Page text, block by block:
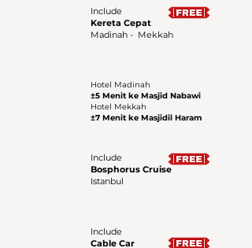
Include
Kereta Cepat
Madinah - Mekkah
Hotel Madinah
±5 Menit ke Masjid Nabawi
Hotel Mekkah
±7 Menit ke Masjidil Haram
Include
Bosphorus Cruise
Istanbul
Include
Cable Car